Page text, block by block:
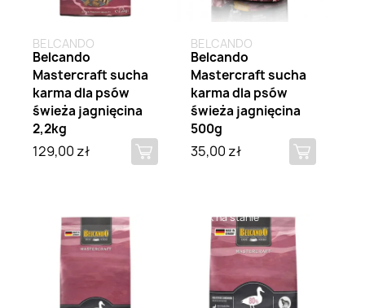
BELCANDO
Belcando
Mastercraft sucha
karma dla psów
świeża jagnięcina
2,2kg
129,00 zł
BELCANDO
Belcando
Mastercraft sucha
karma dla psów
świeża jagnięcina
500g
35,00 zł
Brak na stanie